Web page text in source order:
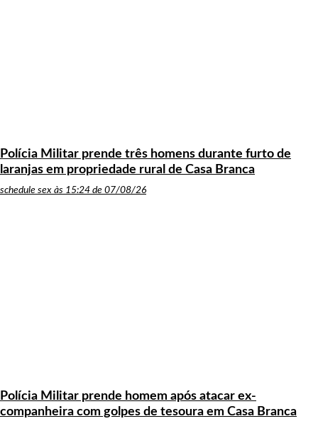
Polícia Militar prende três homens durante furto de
laranjas em propriedade rural de Casa Branca
schedule sex às 15:24 de 07/08/26
Polícia Militar prende homem após atacar ex-
companheira com golpes de tesoura em Casa Branca